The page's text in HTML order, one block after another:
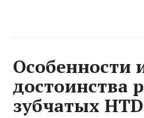
Особенности
достоинства
зубчатых